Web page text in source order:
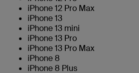
iPhone 12 Pro Max
iPhone 13
iPhone 13 mini
iPhone 13 Pro
iPhone 13 Pro Max
iPhone 8
iPhone 8 Plus